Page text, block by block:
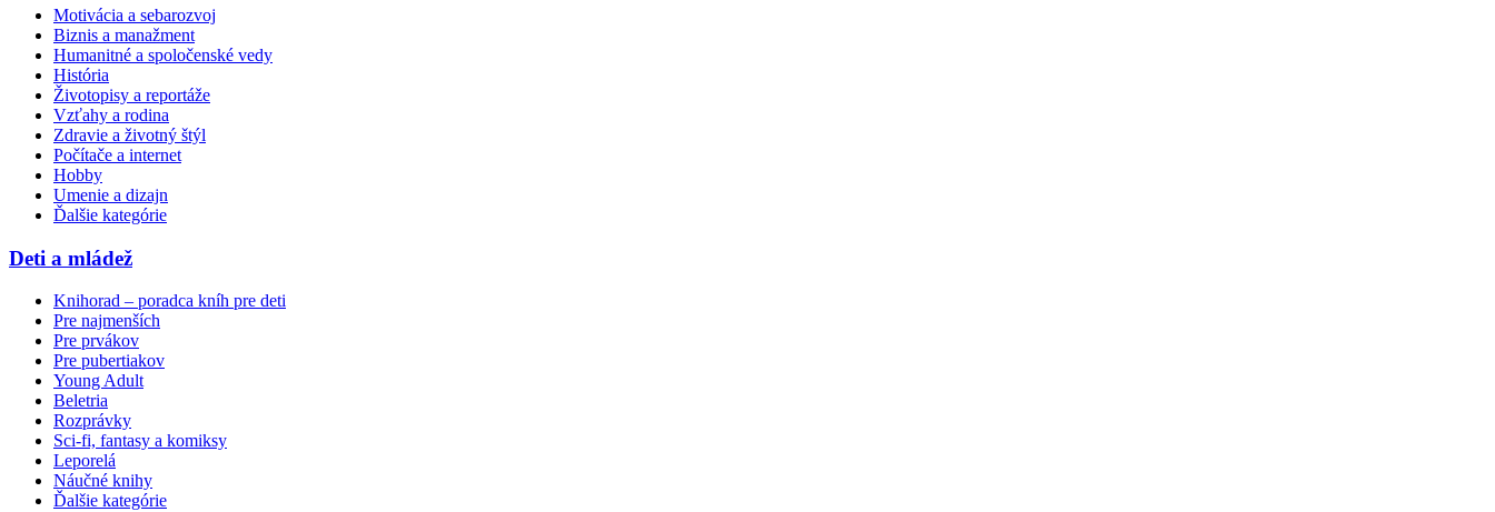
Motivácia a sebarozvoj
Biznis a manažment
Humanitné a spoločenské vedy
História
Životopisy a reportáže
Vzťahy a rodina
Zdravie a životný štýl
Počítače a internet
Hobby
Umenie a dizajn
Ďalšie kategórie
Deti a mládež
Knihorad – poradca kníh pre deti
Pre najmenších
Pre prvákov
Pre pubertiakov
Young Adult
Beletria
Rozprávky
Sci-fi, fantasy a komiksy
Leporelá
Náučné knihy
Ďalšie kategórie